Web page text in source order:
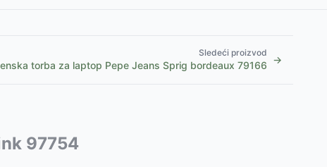
Sledeći proizvod
torba za laptop Pepe Jeans Sprig bordeaux 79166 →
97754